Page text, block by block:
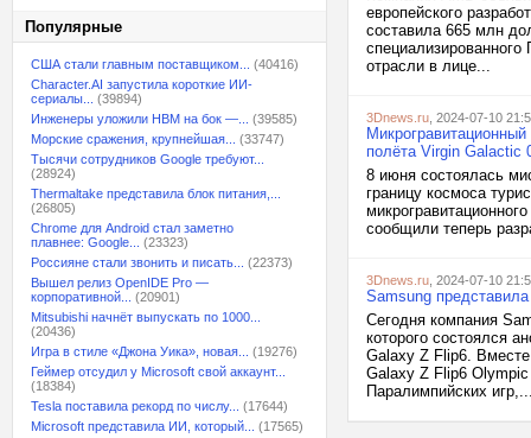
Популярные
США стали главным поставщиком...
(40416)
Character.AI запустила короткие ИИ-
сериалы...
(39894)
Инженеры уложили HBM на бок —...
(39585)
Морские сражения, крупнейшая...
(33747)
Тысячи сотрудников Google требуют...
(28924)
Thermaltake представила блок питания,...
(26805)
Chrome для Android стал заметно
плавнее: Google...
(23323)
Россияне стали звонить и писать...
(22373)
Вышел релиз OpenIDE Pro —
корпоративной...
(20901)
Mitsubishi начнёт выпускать по 1000...
(20436)
Игра в стиле «Джона Уика», новая...
(19276)
Геймер отсудил у Microsoft свой аккаунт...
(18384)
Tesla поставила рекорд по числу...
(17644)
Microsoft представила ИИ, который...
(17565)
европейского
составила 665 млн
отрасли в лице...
3Dnews.ru , 2024-07-10
полёта Virgin Galactic
8 июня состоялась
границу космоса
сообщили теперь
3Dnews.ru , 2024-07-10
Samsung
Сегодня компания
которого состоялся
Galaxy Z Flip6.
Galaxy Z Flip6
Паралимпийских